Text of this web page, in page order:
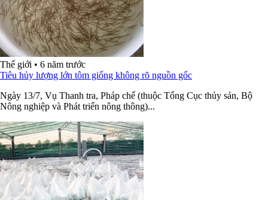
Thế giới • 6 năm trước
Tiêu hủy lượng lớn tôm giống không rõ nguồn gốc
Ngày 13/7, Vụ Thanh tra, Pháp chế (thuộc Tổng Cục thủy sản, Bộ
Nông nghiệp và Phát triển nông thông)...